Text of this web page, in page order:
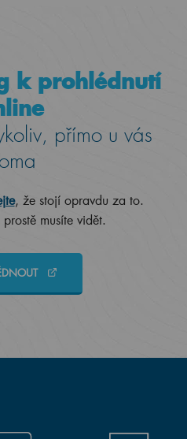
k prohlédnutí
přímo u vás
, že stojí opravdu za to.
musíte vidět.